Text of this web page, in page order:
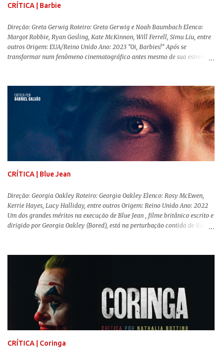
CRÍTICA | Barbie
Direção: Greta Gerwig Roteiro: Greta Gerwig e Noah Baumbach Elenco:
Margot Robbie, Ryan Gosling, Kate McKinnon, Will Ferrell, Simu Liu, entre
outros Origem: EUA/Reino Unido Ano: 2023 "Oi, Barbies!" Após se
transformar num fenômeno cinematográfico antes mesmo de sua estreia,
lançamento, posso afirmar que o longa, dirigido por Greta Gerwig (
Adoráveis Mulheres ) prometeu tudo e entregou mais ainda, se provando o
filme do ano até aqui. Repleto de criatividade, humor e sem medo de não se
levar a sério, a produção aborda temas complexos com críticas potentes. Já
conhecida por sua filmografia feminista, Gerwig traz uma reflexão de
como a Barbie se encaixa no mundo moderno, desenvolvendo a
importância e o impacto, positivo ou negativo, da boneca na vida das
pessoas. Isso tudo com um sentimento de nostalgia multigeracional. Na
CRÍTICA | Blue Jean
Direção: Georgia Oakley Roteiro: Georgia Oakley Elenco: Rosy McEwen,
Kerrie Hayes, Lucy Halliday, entre outros Origem: Reino Unido Ano: 2022
Um dos grandes méritos na execução de Blue Jean , filme britânico escrito e
dirigido por Georgia Oakley (Bored), está na perturbação contida de Rosy
movimentos e falas, equilibrada numa frágil neutralidade entre seu
trabalho e seus afetos, passando noites bebendo e jogando sinuca com seu
grupo de amigas lésbicas e sua amante. É imperativo para ela que ambos
os mundos não se cruzem de modo algum, pois o período histórico no qual
a história se passa - 1988 na Inglaterra - é de um contexto profundamente
conservador e hostil a pessoas queer. Com o governo liderado pela então
primeira-ministra Margaret Tatcher usando recursos supostamente
constitucionais para mobilizar campanhas agressivas ao modo de vida
CRÍTICA | Coringa